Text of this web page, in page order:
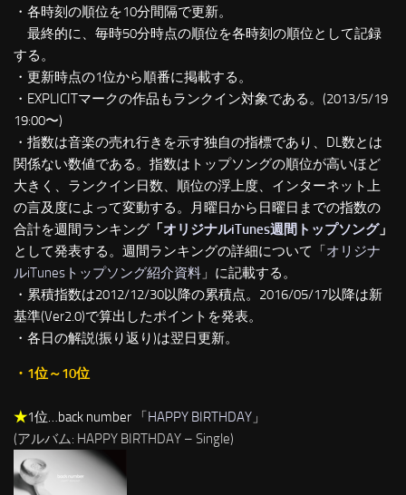
・各時刻の順位を10分間隔で更新。
最終的に、毎時50分時点の順位を各時刻の順位として記録
する。
・更新時点の1位から順番に掲載する。
・EXPLICITマークの作品もランクイン対象である。(2013/5/19
19:00〜)
・指数は音楽の売れ行きを示す独自の指標であり、DL数とは
関係ない数値である。指数はトップソングの順位が高いほど
大きく、ランクイン日数、順位の浮上度、インターネット上
の言及度によって変動する。月曜日から日曜日までの指数の
合計を週間ランキング 「オリジナルiTunes週間トップソング」
として発表する。週間ランキングの詳細について「オリジナ
ルiTunesトップソング紹介資料 」に記載する。
・累積指数は2012/12/30以降の累積点。2016/05/17以降は新
基準(Ver2.0)で算出したポイントを発表。
・各日の解説(振り返り)は翌日更新。
・1位～10位
★1位…back number 「HAPPY BIRTHDAY 」
(アルバム: HAPPY BIRTHDAY – Single)